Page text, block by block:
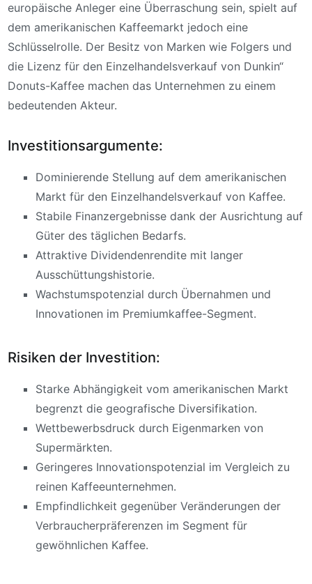
europäische Anleger eine Überraschung sein, spielt auf
dem amerikanischen Kaffeemarkt jedoch eine
Schlüsselrolle. Der Besitz von Marken wie Folgers und
die Lizenz für den Einzelhandelsverkauf von Dunkin“
Donuts-Kaffee machen das Unternehmen zu einem
bedeutenden Akteur.
Investitionsargumente:
Dominierende Stellung auf dem amerikanischen
Markt für den Einzelhandelsverkauf von Kaffee.
Stabile Finanzergebnisse dank der Ausrichtung auf
Güter des täglichen Bedarfs.
Attraktive Dividendenrendite mit langer
Ausschüttungshistorie.
Wachstumspotenzial durch Übernahmen und
Innovationen im Premiumkaffee-Segment.
Risiken der Investition:
Starke Abhängigkeit vom amerikanischen Markt
begrenzt die geografische Diversifikation.
Wettbewerbsdruck durch Eigenmarken von
Supermärkten.
Geringeres Innovationspotenzial im Vergleich zu
reinen Kaffeeunternehmen.
Empfindlichkeit gegenüber Veränderungen der
Verbraucherpräferenzen im Segment für
gewöhnlichen Kaffee.